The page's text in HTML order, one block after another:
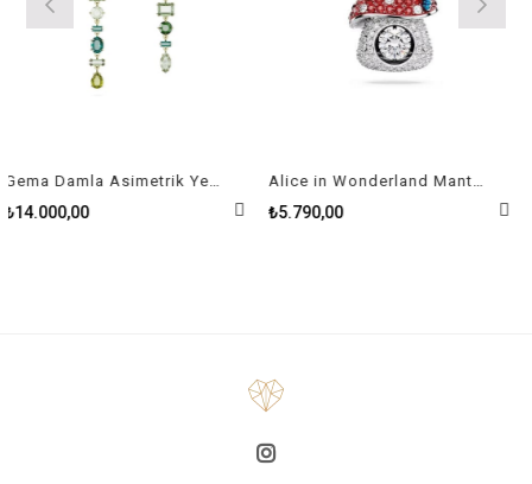
Gema Damla Asimetrik Yeşil Kadın Küpe Alice in Wonderland Mantar, Kırmızı, Rodyum Kaplama Kolye
₺5.790,00